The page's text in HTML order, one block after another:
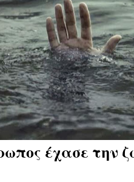
έχασε την